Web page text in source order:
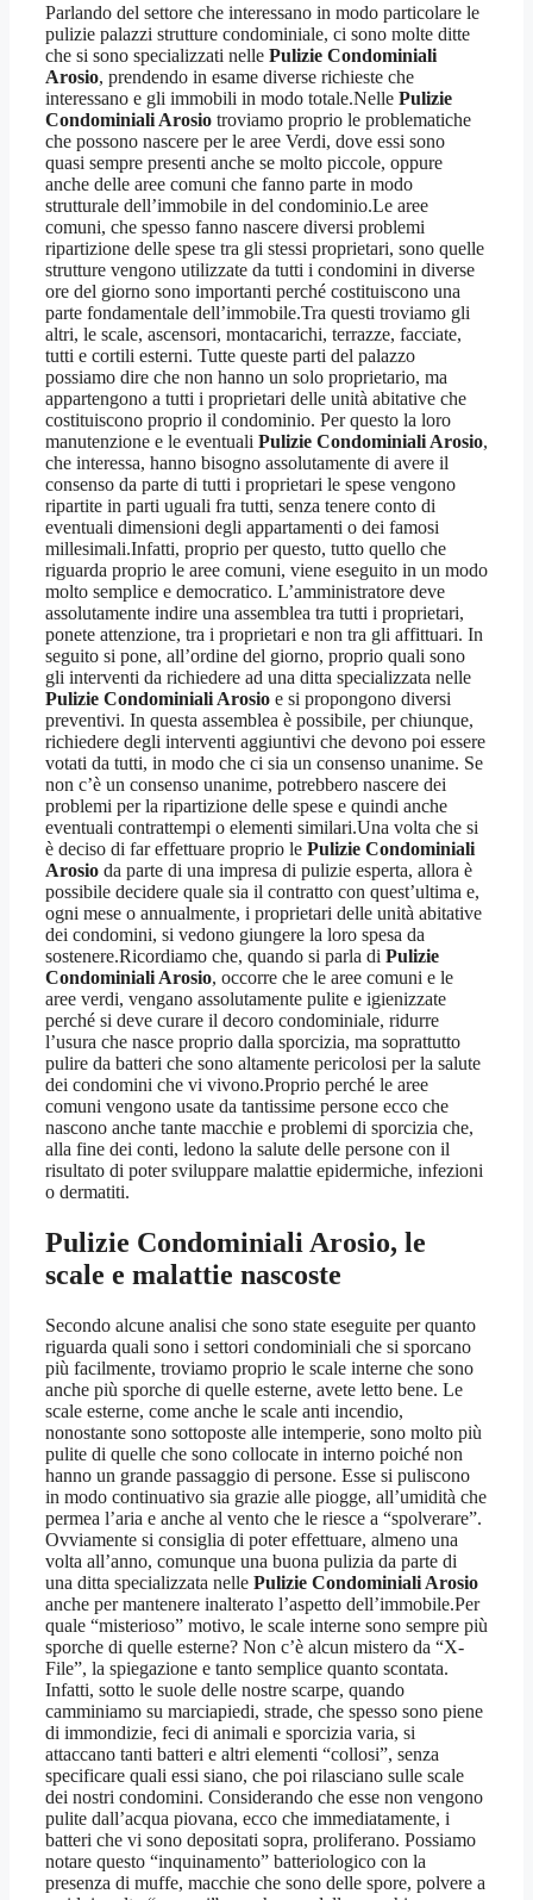
Parlando del settore che interessano in modo particolare le
pulizie palazzi strutture condominiale, ci sono molte ditte
che si sono specializzati nelle Pulizie Condominiali
Arosio, prendendo in esame diverse richieste che
interessano e gli immobili in modo totale.Nelle Pulizie
Condominiali Arosio troviamo proprio le problematiche
che possono nascere per le aree Verdi, dove essi sono
quasi sempre presenti anche se molto piccole, oppure
anche delle aree comuni che fanno parte in modo
strutturale dell’immobile in del condominio.Le aree
comuni, che spesso fanno nascere diversi problemi
ripartizione delle spese tra gli stessi proprietari, sono quelle
strutture vengono utilizzate da tutti i condomini in diverse
ore del giorno sono importanti perché costituiscono una
parte fondamentale dell’immobile.Tra questi troviamo gli
altri, le scale, ascensori, montacarichi, terrazze, facciate,
tutti e cortili esterni. Tutte queste parti del palazzo
possiamo dire che non hanno un solo proprietario, ma
appartengono a tutti i proprietari delle unità abitative che
costituiscono proprio il condominio. Per questo la loro
manutenzione e le eventuali Pulizie Condominiali Arosio,
che interessa, hanno bisogno assolutamente di avere il
consenso da parte di tutti i proprietari le spese vengono
ripartite in parti uguali fra tutti, senza tenere conto di
eventuali dimensioni degli appartamenti o dei famosi
millesimali.Infatti, proprio per questo, tutto quello che
riguarda proprio le aree comuni, viene eseguito in un modo
molto semplice e democratico. L’amministratore deve
assolutamente indire una assemblea tra tutti i proprietari,
ponete attenzione, tra i proprietari e non tra gli affittuari. In
seguito si pone, all’ordine del giorno, proprio quali sono
gli interventi da richiedere ad una ditta specializzata nelle
Pulizie Condominiali Arosio e si propongono diversi
preventivi. In questa assemblea è possibile, per chiunque,
richiedere degli interventi aggiuntivi che devono poi essere
votati da tutti, in modo che ci sia un consenso unanime. Se
non c’è un consenso unanime, potrebbero nascere dei
problemi per la ripartizione delle spese e quindi anche
eventuali contrattempi o elementi similari.Una volta che si
è deciso di far effettuare proprio le Pulizie Condominiali
Arosio da parte di una impresa di pulizie esperta, allora è
possibile decidere quale sia il contratto con quest’ultima e,
ogni mese o annualmente, i proprietari delle unità abitative
dei condomini, si vedono giungere la loro spesa da
sostenere.Ricordiamo che, quando si parla di Pulizie
Condominiali Arosio, occorre che le aree comuni e le
aree verdi, vengano assolutamente pulite e igienizzate
perché si deve curare il decoro condominiale, ridurre
l’usura che nasce proprio dalla sporcizia, ma soprattutto
pulire da batteri che sono altamente pericolosi per la salute
dei condomini che vi vivono.Proprio perché le aree
comuni vengono usate da tantissime persone ecco che
nascono anche tante macchie e problemi di sporcizia che,
alla fine dei conti, ledono la salute delle persone con il
risultato di poter sviluppare malattie epidermiche, infezioni
o dermatiti.
Pulizie Condominiali Arosio, le
scale e malattie nascoste
Secondo alcune analisi che sono state eseguite per quanto
riguarda quali sono i settori condominiali che si sporcano
più facilmente, troviamo proprio le scale interne che sono
anche più sporche di quelle esterne, avete letto bene. Le
scale esterne, come anche le scale anti incendio,
nonostante sono sottoposte alle intemperie, sono molto più
pulite di quelle che sono collocate in interno poiché non
hanno un grande passaggio di persone. Esse si puliscono
in modo continuativo sia grazie alle piogge, all’umidità che
permea l’aria e anche al vento che le riesce a “spolverare”.
Ovviamente si consiglia di poter effettuare, almeno una
volta all’anno, comunque una buona pulizia da parte di
una ditta specializzata nelle Pulizie Condominiali Arosio
anche per mantenere inalterato l’aspetto dell’immobile.Per
quale “misterioso” motivo, le scale interne sono sempre più
sporche di quelle esterne? Non c’è alcun mistero da “X-
File”, la spiegazione e tanto semplice quanto scontata.
Infatti, sotto le suole delle nostre scarpe, quando
camminiamo su marciapiedi, strade, che spesso sono piene
di immondizie, feci di animali e sporcizia varia, si
attaccano tanti batteri e altri elementi “collosi”, senza
specificare quali essi siano, che poi rilasciano sulle scale
dei nostri condomini. Considerando che esse non vengono
pulite dall’acqua piovana, ecco che immediatamente, i
batteri che vi sono depositati sopra, proliferano. Possiamo
notare questo “inquinamento” batteriologico con la
presenza di muffe, macchie che sono delle spore, polvere a